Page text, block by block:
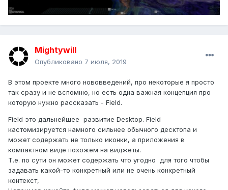
Mightywill
Опубликовано 7 июля, 2019
В этом проекте много нововведений, про некоторые я просто
так сразу и не вспомню, но есть одна важная концепция про
которую нужно рассказать - Field.
Field это дальнейшее развитие Desktop. Field
кастомизируется намного сильнее обычного десктопа и
может содержать не только иконки, а приложения в
компактном виде похожем на виджеты.
Т.е. по сути он может содержать что угодно для того чтобы
задавать какой-то конкретный или не очень конкретный
контекст,